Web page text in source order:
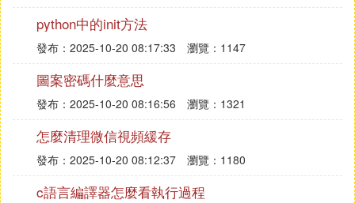
還可以配置防火牆規則，確保伺服器埠（默認為
25565）對外開放。
三、啟動與測試
啟動伺服器：
在伺服器軟體目錄下，運行「java -Xmx1024M
-jar server.jar nogui」命令（其中「-Xmx1024
M」表示分配的內存大小，可根據實際情況調
整）。
python中的init方法
發布：2025-10-20 08:17:33 瀏覽：1147
圖案密碼什麼意思
發布：2025-10-20 08:16:56 瀏覽：1321
怎麼清理微信視頻緩存
發布：2025-10-20 08:12:37 瀏覽：1180
c語言編譯器怎麼看執行過程